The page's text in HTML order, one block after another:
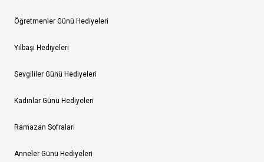
Öğretmenler Günü Hediyeleri
Yılbaşı Hediyeleri
Sevgililer Günü Hediyeleri
Kadınlar Günü Hediyeleri
Ramazan Sofraları
Anneler Günü Hediyeleri